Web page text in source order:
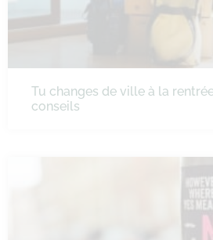
Tu changes de ville à la
conseils